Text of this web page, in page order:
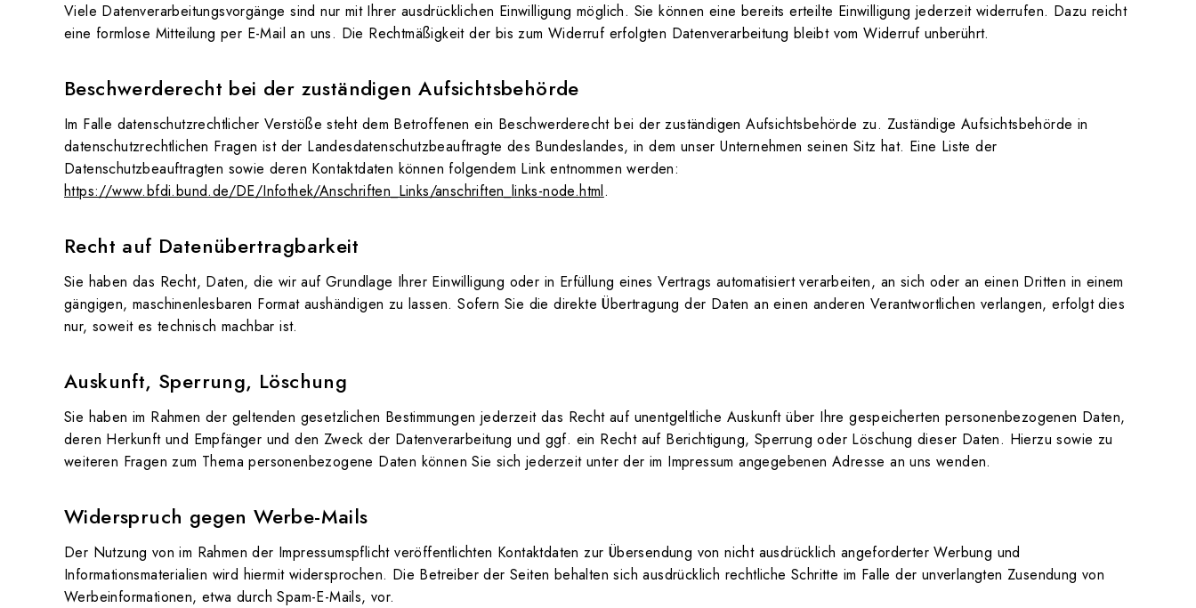
Viele Datenverarbeitungsvorgänge sind nur mit Ihrer ausdrücklichen Einwilligung möglich. Sie können eine bereits erteilte Einwilligung jederzeit widerrufen. Dazu reicht
eine formlose Mitteilung per E-Mail an uns. Die Rechtmäßigkeit der bis zum Widerruf erfolgten Datenverarbeitung bleibt vom Widerruf unberührt.
Beschwerderecht bei der zuständigen Aufsichtsbehörde
Im Falle datenschutzrechtlicher Verstöße steht dem Betroffenen ein Beschwerderecht bei der zuständigen Aufsichtsbehörde zu. Zuständige Aufsichtsbehörde in
datenschutzrechtlichen Fragen ist der Landesdatenschutzbeauftragte des Bundeslandes, in dem unser Unternehmen seinen Sitz hat. Eine Liste der
Datenschutzbeauftragten sowie deren Kontaktdaten können folgendem Link entnommen werden:
https://www.bfdi.bund.de/DE/Infothek/Anschriften_Links/anschriften_links-node.html.
Recht auf Datenübertragbarkeit
Sie haben das Recht, Daten, die wir auf Grundlage Ihrer Einwilligung oder in Erfüllung eines Vertrags automatisiert verarbeiten, an sich oder an einen Dritten in einem
gängigen, maschinenlesbaren Format aushändigen zu lassen. Sofern Sie die direkte Übertragung der Daten an einen anderen Verantwortlichen verlangen, erfolgt dies
nur, soweit es technisch machbar ist.
Auskunft, Sperrung, Löschung
Sie haben im Rahmen der geltenden gesetzlichen Bestimmungen jederzeit das Recht auf unentgeltliche Auskunft über Ihre gespeicherten personenbezogenen Daten,
deren Herkunft und Empfänger und den Zweck der Datenverarbeitung und ggf. ein Recht auf Berichtigung, Sperrung oder Löschung dieser Daten. Hierzu sowie zu
weiteren Fragen zum Thema personenbezogene Daten können Sie sich jederzeit unter der im Impressum angegebenen Adresse an uns wenden.
Widerspruch gegen Werbe-Mails
Der Nutzung von im Rahmen der Impressumspflicht veröffentlichten Kontaktdaten zur Übersendung von nicht ausdrücklich angeforderter Werbung und
Informationsmaterialien wird hiermit widersprochen. Die Betreiber der Seiten behalten sich ausdrücklich rechtliche Schritte im Falle der unverlangten Zusendung von
Werbeinformationen, etwa durch Spam-E-Mails, vor.